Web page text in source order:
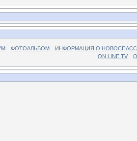
ФОТОАЛЬБОМ
ИНФОРМАЦИЯ О
ON LINE TV